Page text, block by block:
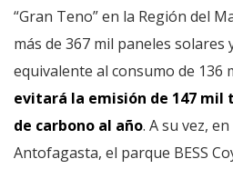
“Gran Teno” en la Región del
más de 367 mil paneles solares
equivalente al consumo de 136
evitará la emisión de 147 mil
de carbono al año. A su vez,
Antofagasta, el parque BESS